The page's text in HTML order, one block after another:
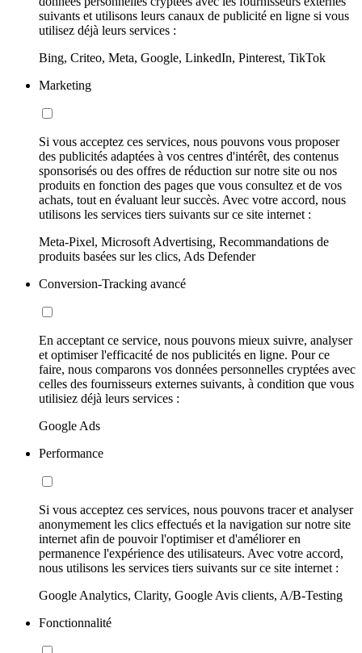
suivants et utilisons leurs canaux de publicité en ligne si vous
utilisez déjà leurs services :
Bing, Criteo, Meta, Google, LinkedIn, Pinterest, TikTok
Marketing
Si vous acceptez ces services, nous pouvons vous proposer
des publicités adaptées à vos centres d'intérêt, des contenus
sponsorisés ou des offres de réduction sur notre site ou nos
produits en fonction des pages que vous consultez et de vos
achats, tout en évaluant leur succès. Avec votre accord, nous
utilisons les services tiers suivants sur ce site internet :
Meta-Pixel, Microsoft Advertising, Recommandations de
produits basées sur les clics, Ads Defender
Conversion-Tracking avancé
En acceptant ce service, nous pouvons mieux suivre, analyser
et optimiser l'efficacité de nos publicités en ligne. Pour ce
faire, nous comparons vos données personnelles cryptées avec
celles des fournisseurs externes suivants, à condition que vous
utilisiez déjà leurs services :
Google Ads
Performance
Si vous acceptez ces services, nous pouvons tracer et analyser
anonymement les clics effectués et la navigation sur notre site
internet afin de pouvoir l'optimiser et d'améliorer en
permanence l'expérience des utilisateurs. Avec votre accord,
nous utilisons les services tiers suivants sur ce site internet :
Google Analytics, Clarity, Google Avis clients, A/B-Testing
Fonctionnalité